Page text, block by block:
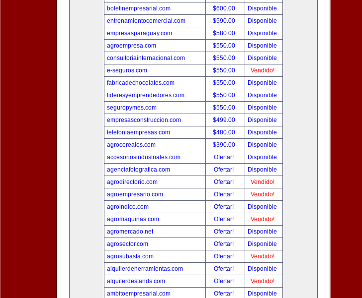
boletinempresarial.com
$600.00
Disponible
entrenamientocomercial.com
$590.00
Disponible
empresasparaguay.com
$580.00
Disponible
agroempresa.com
$550.00
Disponible
consultoriainternacional.com
$550.00
Disponible
e-seguros.com
$550.00
Vendido!
fabricadechocolates.com
$550.00
Disponible
lideresyemprendedores.com
$550.00
Disponible
seguropymes.com
$550.00
Disponible
empresasconstruccion.com
$499.00
Disponible
telefoniaempresas.com
$480.00
Disponible
agrocereales.com
$390.00
Disponible
accesoriosindustriales.com
Ofertar!
Disponible
agenciafotografica.com
Ofertar!
Disponible
agrodirectorio.com
Ofertar!
Vendido!
agroempresario.com
Ofertar!
Vendido!
agroindice.com
Ofertar!
Disponible
agromaquinas.com
Ofertar!
Vendido!
agromercado.net
Ofertar!
Disponible
agrosector.com
Ofertar!
Disponible
agrosubasta.com
Ofertar!
Vendido!
alquilerdeherramientas.com
Ofertar!
Disponible
alquilerdestands.com
Ofertar!
Vendido!
ambitoempresarial.com
Ofertar!
Disponible